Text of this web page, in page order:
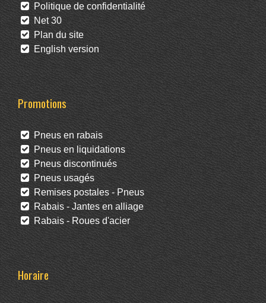
Politique de confidentialité
Net 30
Plan du site
English version
Promotions
Pneus en rabais
Pneus en liquidations
Pneus discontinués
Pneus usagés
Remises postales - Pneus
Rabais - Jantes en alliage
Rabais - Roues d'acier
Horaire